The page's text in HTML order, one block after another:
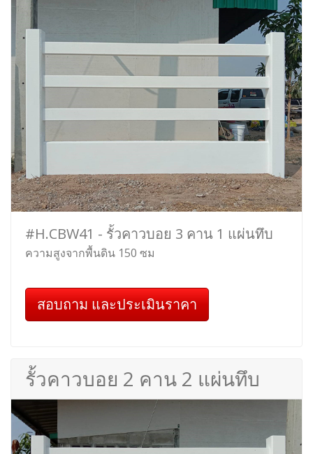
#H.CBW41 - รั้วคาวบอย 3 คาน 1 แผ่นทึบ
ความสูงจากพื้นดิน 150 ซม
สอบถาม และประเมินราคา
รั้วคาวบอย 2 คาน 2 แผ่นทึบ